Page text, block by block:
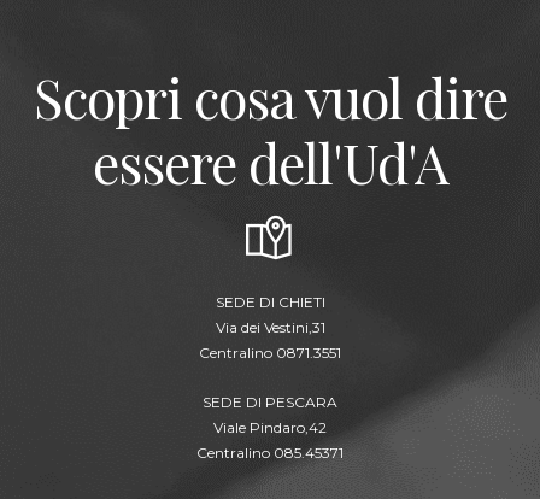
Scopri cosa vuol dire
essere dell'Ud'A
SEDE DI CHIETI
Via dei Vestini,31
Centralino 0871.3551
SEDE DI PESCARA
Viale Pindaro,42
Centralino 085.45371